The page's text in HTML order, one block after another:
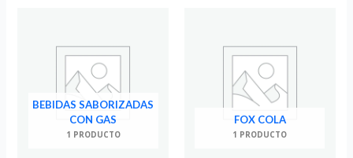
BEBIDAS SABORIZADAS
CON GAS
1 PRODUCTO
FOX COLA
1 PRODUCTO